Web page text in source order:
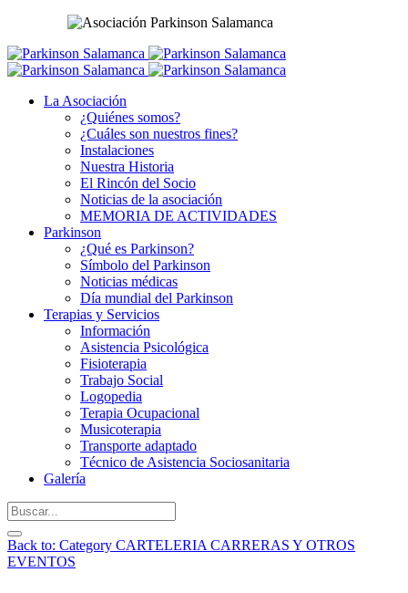
La Asociación
¿Quiénes somos?
¿Cuáles son nuestros fines?
Instalaciones
Nuestra Historia
El Rincón del Socio
Noticias de la asociación
MEMORIA DE ACTIVIDADES
Parkinson
¿Qué es Parkinson?
Símbolo del Parkinson
Noticias médicas
Día mundial del Parkinson
Terapias y Servicios
Información
Asistencia Psicológica
Fisioterapia
Trabajo Social
Logopedia
Terapia Ocupacional
Musicoterapia
Transporte adaptado
Técnico de Asistencia Sociosanitaria
Galería
Back to: Category CARTELERIA CARRERAS Y OTROS
EVENTOS